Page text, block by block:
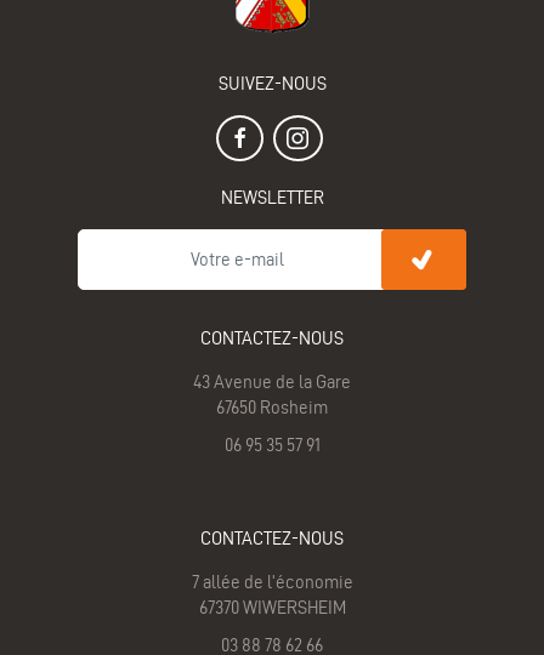
SUIVEZ-NOUS
NEWSLETTER
CONTACTEZ-NOUS
43 Avenue de la Gare
67650 Rosheim
06 95 35 57 91
CONTACTEZ-NOUS
7 allée de l'économie
67370 WIWERSHEIM
03 88 78 62 66